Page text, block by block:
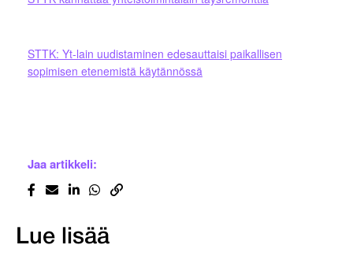
STTK: Yt-lain uudistaminen edesauttaisi paikallisen
sopimisen etenemistä käytännössä
Jaa artikkeli:
Lue lisää